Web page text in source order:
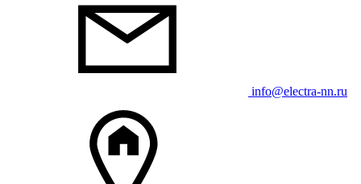
info@electra-nn.ru